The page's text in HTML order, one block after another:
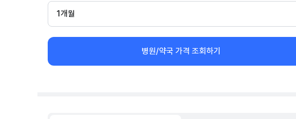
1개월
병원/약국 가격 조회하기